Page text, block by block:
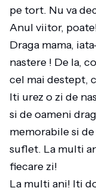
pe tort. Nu va
Anul viitor,
Draga mama,
nastere ! De la,
cel mai destept,
Iti urez o zi de
si de oameni
memorabile si
suflet. La multi
fiecare zi!
La multi ani! Iti